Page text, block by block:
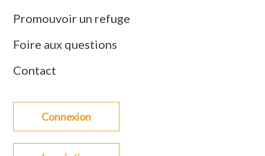
Promouvoir un refuge
Foire aux questions
Contact
Connexion